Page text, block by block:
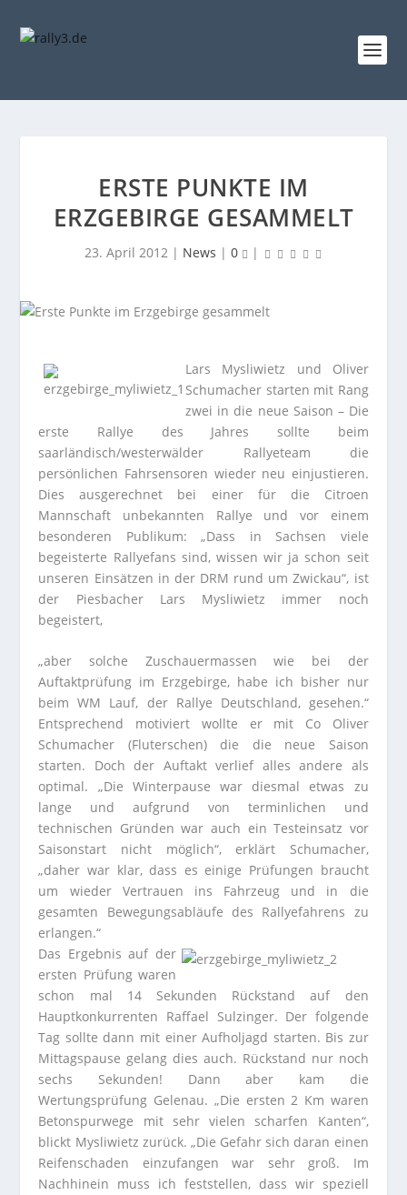
ERSTE PUNKTE IM
ERZGEBIRGE GESAMMELT
23. April 2012 | News | 0 |
Lars Mysliwietz und Oliver
Schumacher starten mit Rang
zwei in die neue Saison – Die
erste Rallye des Jahres sollte beim
saarländisch/westerwälder Rallyeteam die
persönlichen Fahrsensoren wieder neu einjustieren.
Dies ausgerechnet bei einer für die Citroen
Mannschaft unbekannten Rallye und vor einem
besonderen Publikum: „Dass in Sachsen viele
begeisterte Rallyefans sind, wissen wir ja schon seit
unseren Einsätzen in der DRM rund um Zwickau“, ist
der Piesbacher Lars Mysliwietz immer noch
begeistert,
„aber solche Zuschauermassen wie bei der
Auftaktprüfung im Erzgebirge, habe ich bisher nur
beim WM Lauf, der Rallye Deutschland, gesehen.“
Entsprechend motiviert wollte er mit Co Oliver
Schumacher (Fluterschen) die die neue Saison
starten. Doch der Auftakt verlief alles andere als
optimal. „Die Winterpause war diesmal etwas zu
lange und aufgrund von terminlichen und
technischen Gründen war auch ein Testeinsatz vor
Saisonstart nicht möglich“, erklärt Schumacher,
„daher war klar, dass es einige Prüfungen braucht
um wieder Vertrauen ins Fahrzeug und in die
gesamten Bewegungsabläufe des Rallyefahrens zu
erlangen.“
Das Ergebnis auf der
ersten Prüfung waren
schon mal 14 Sekunden Rückstand auf den
Hauptkonkurrenten Raffael Sulzinger. Der folgende
Tag sollte dann mit einer Aufholjagd starten. Bis zur
Mittagspause gelang dies auch. Rückstand nur noch
sechs Sekunden! Dann aber kam die
Wertungsprüfung Gelenau. „Die ersten 2 Km waren
Betonspurwege mit sehr vielen scharfen Kanten“,
blickt Mysliwietz zurück. „Die Gefahr sich daran einen
Reifenschaden einzufangen war sehr groß. Im
Nachhinein muss ich feststellen, dass wir speziell